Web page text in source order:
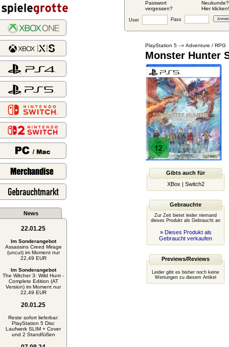
Passwort
vergessen?
Neukunde?
Hier klicken!
User Pass
News
22.01.25
Im Sonderangebot
Assassins Creed Mirage
(uncut) im Moment nur
22,49 EUR
Im Sonderangebot
The Witcher 3: Wild Hunt -
Complete Edition (AT
Version) im Moment nur
22,49 EUR
20.01.25
Reste sofort lieferbar:
PlayStation 5 Disc
Laufwerk SLIM + Cover
und 2 Standfüßen
PlayStation 5 --» Adventure / RPG
Monster Hunter
Gibts auch für
XBox | Switch2
Gebrauchte
Zur Zeit bietet leider niemand
dieses Produkt als Gebraucht an
» Dieses Produkt als
Gebraucht verkaufen
Previews/Reviews
Leider gibt es bisher noch keine
Wertungen zu diesem Artikel